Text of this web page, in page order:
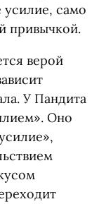
усилие, само
привычкой.
верой
У Пандита
Оно